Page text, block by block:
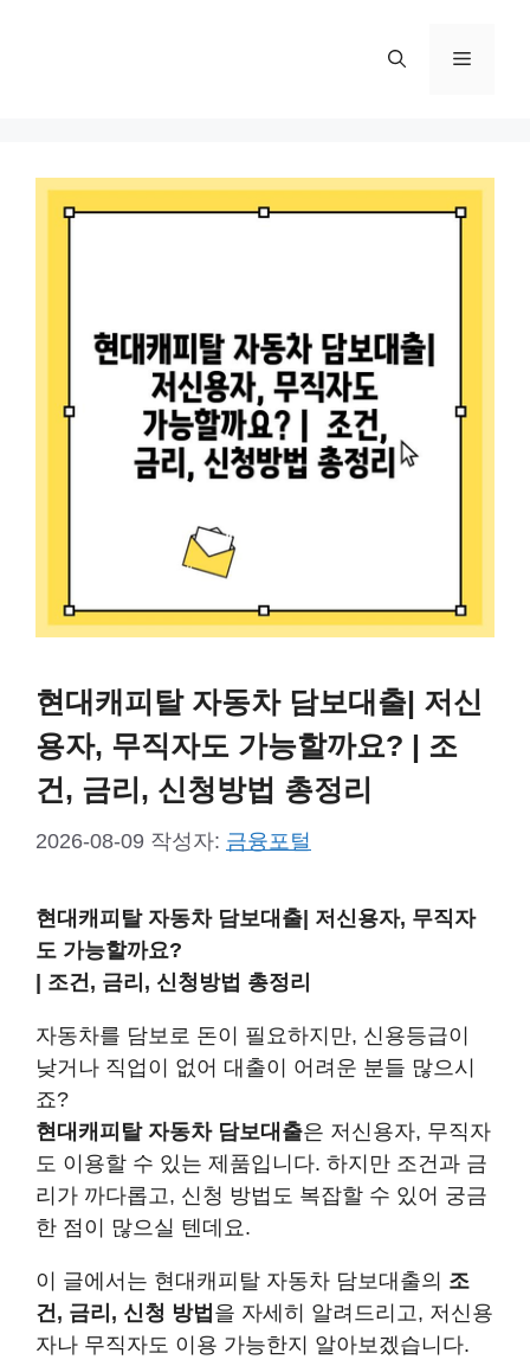
메
현대캐피탈 자동차 담보대출| 저신
용자, 무직자도 가능할까요? | 조
건, 금리, 신청방법 총정리
2026-08-09 작성자: 금융포털
현대캐피탈 자동차 담보대출| 저신용자, 무직자
도 가능할까요?
| 조건, 금리, 신청방법 총정리
자동차를 담보로 돈이 필요하지만, 신용등급이
낮거나 직업이 없어 대출이 어려운 분들 많으시
죠?
현대캐피탈 자동차 담보대출은 저신용자, 무직자
도 이용할 수 있는 제품입니다. 하지만 조건과 금
리가 까다롭고, 신청 방법도 복잡할 수 있어 궁금
한 점이 많으실 텐데요.
이 글에서는 현대캐피탈 자동차 담보대출의 조
건, 금리, 신청 방법 을 자세히 알려드리고, 저신용
자나 무직자도 이용 가능한지 알아보겠습니다.